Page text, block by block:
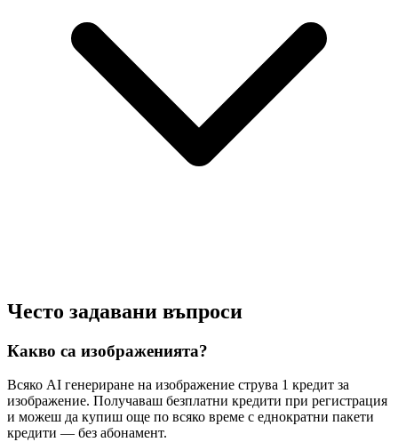
Често задавани въпроси
Какво са изображенията?
Всяко AI генериране на изображение струва 1 кредит за
изображение. Получаваш безплатни кредити при регистрация
и можеш да купиш още по всяко време с еднократни пакети
кредити — без абонамент.